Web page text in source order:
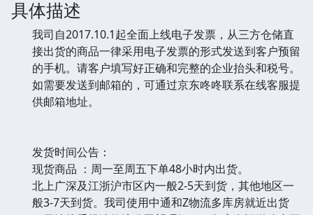
具体描述
我司自2017.10.1起全面上线电子发票，从三方仓储直
接出货的商品一律采用电子发票的形式发送到客户预留
的手机。请客户填写好正确和完整的企业抬头和税号。
如需要发送到邮箱的，可通过京东咚咚联系在线客服提
供邮箱地址。
发货时间公告：
现货商品 ：周一至周五下单48小时内出货。
北上广深及江浙沪市区内一般2-5天到货，其他地区一
般3-7天到货。我司使用中通和Z物流多库房就近出货